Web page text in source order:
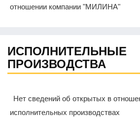
отношении компании "МИЛИНА"
ИСПОЛНИТЕЛЬНЫЕ
ПРОИЗВОДСТВА
Нет сведений об открытых в
исполнительных производствах